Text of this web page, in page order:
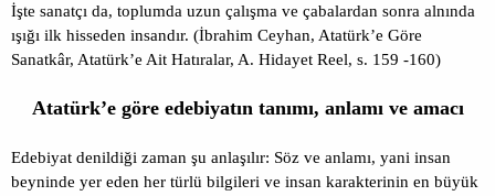
İşte sanatçı da, toplumda uzun çalışma ve çabalardan sonra alnında
ışığı ilk hisseden insandır. (İbrahim Ceyhan, Atatürk’e Göre
Sanatkâr, Atatürk’e Ait Hatıralar, A. Hidayet Reel, s. 159 -160)
Atatürk’e göre edebiyatın tanımı, anlamı ve amacı
Edebiyat denildiği zaman şu anlaşılır: Söz ve anlamı, yani insan
beyninde yer eden her türlü bilgileri ve insan karakterinin en büyük